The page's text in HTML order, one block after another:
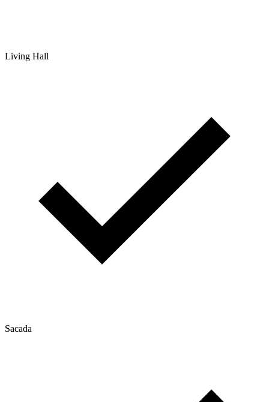
Living Hall
Sacada